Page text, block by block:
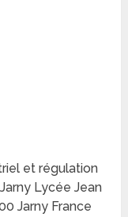
et régulation
Lycée Jean
Jarny France